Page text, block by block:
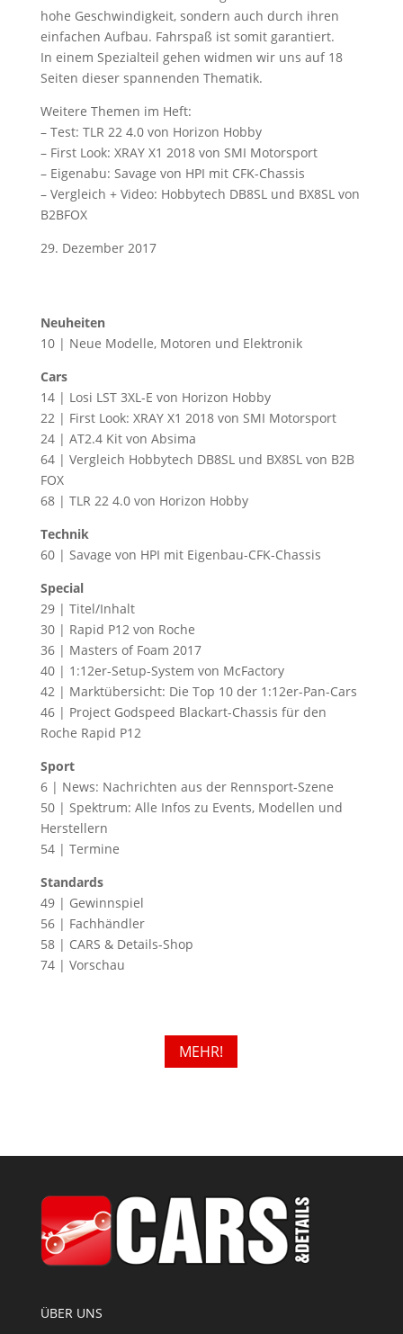
hohe Geschwindigkeit, sondern auch durch ihren
einfachen Aufbau. Fahrspaß ist somit garantiert.
In einem Spezialteil gehen widmen wir uns auf 18
Seiten dieser spannenden Thematik.
Weitere Themen im Heft:
– Test: TLR 22 4.0 von Horizon Hobby
– First Look: XRAY X1 2018 von SMI Motorsport
– Eigenabu: Savage von HPI mit CFK-Chassis
– Vergleich + Video: Hobbytech DB8SL und BX8SL von
B2BFOX
29. Dezember 2017
Neuheiten
10 | Neue Modelle, Motoren und Elektronik
Cars
14 | Losi LST 3XL-E von Horizon Hobby
22 | First Look: XRAY X1 2018 von SMI Motorsport
24 | AT2.4 Kit von Absima
64 | Vergleich Hobbytech DB8SL und BX8SL von B2B
FOX
68 | TLR 22 4.0 von Horizon Hobby
Technik
60 | Savage von HPI mit Eigenbau-CFK-Chassis
Special
29 | Titel/Inhalt
30 | Rapid P12 von Roche
36 | Masters of Foam 2017
40 | 1:12er-Setup-System von McFactory
42 | Marktübersicht: Die Top 10 der 1:12er-Pan-Cars
46 | Project Godspeed Blackart-Chassis für den
Roche Rapid P12
Sport
6 | News: Nachrichten aus der Rennsport-Szene
50 | Spektrum: Alle Infos zu Events, Modellen und
Herstellern
54 | Termine
Standards
49 | Gewinnspiel
56 | Fachhändler
58 | CARS & Details-Shop
74 | Vorschau
MEHR!
ÜBER UNS